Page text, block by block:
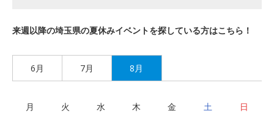
来週以降の埼玉県の夏休みイベントを探している方はこちら！
6月 7月 8月
月 火 水 木 金 土 日